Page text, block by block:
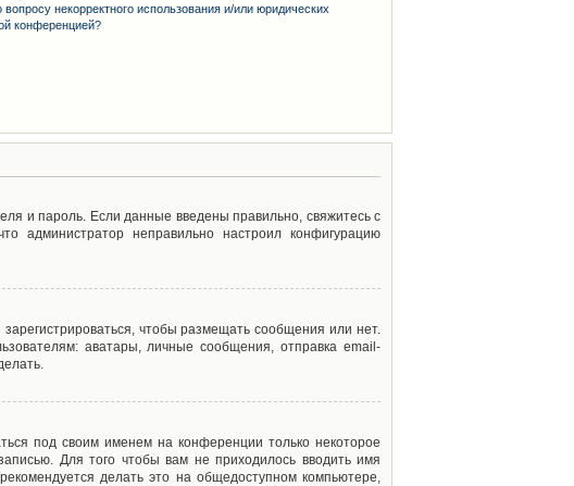
некорректного использования и/или юридических
конференцией?
и пароль. Если данные введены правильно, свяжитесь с
администратор неправильно настроил конфигурацию
чтобы размещать сообщения или нет.
аватары, личные сообщения, отправка email-
под своим именем на конференции только некоторое
Для того чтобы вам не приходилось вводить имя
делать это на общедоступном компьютере,